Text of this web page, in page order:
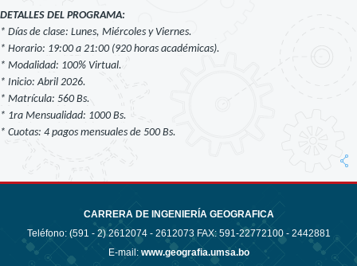
DETALLES DEL PROGRAMA:
* Días de clase: Lunes, Miércoles y Viernes.
* Horario: 19:00 a 21:00 (920 horas académicas).
* Modalidad: 100% Virtual.
* Inicio: Abril 2026.
* Matrícula: 560 Bs.
* 1ra Mensualidad: 1000 Bs.
* Cuotas: 4 pagos mensuales de 500 Bs.
CARRERA DE INGENIERÍA GEOGRAFICA
Teléfono: (591 - 2) 2612074 - 2612073 FAX: 591-22772100 - 2442881
E-mail: www.geografia.umsa.bo